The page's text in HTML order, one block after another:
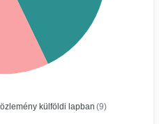
külföldi lapban (9)